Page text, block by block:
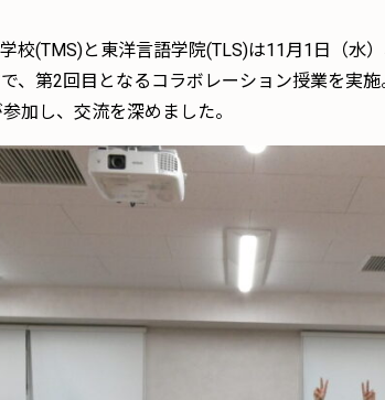
校(TMS)と東洋言語学院(TLS)は11月1日（水
、第2回目となるコラボレーション授業を実
加し、交流を深めました。